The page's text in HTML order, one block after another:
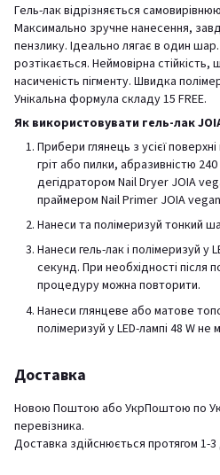
Гель-лак відрізняється
Максимально зручне нанесення,
пензлику. Ідеально лягає в один
розтікається. Неймовірна стійкість,
насиченість пігменту. Швидка
Унікальна формула складу 15 FREE.
Як використовувати гель-лак
Прибери глянець з усієї
гріт або пилки, абразивністю 240
дегідратором Nail Dryer JOIA
праймером Nail Primer JOIA
Нанеси та полімеризуй тонкий
Нанеси гель-лак і полімеризуй у
секунд. При необхідності після
процедуру можна повторити.
Нанеси глянцеве або матове
полімеризуй у LED-лампі 48 W
Доставка
Новою Поштою або УкрПоштою по
перевізника.
Доставка здійснюється протягом 1-3